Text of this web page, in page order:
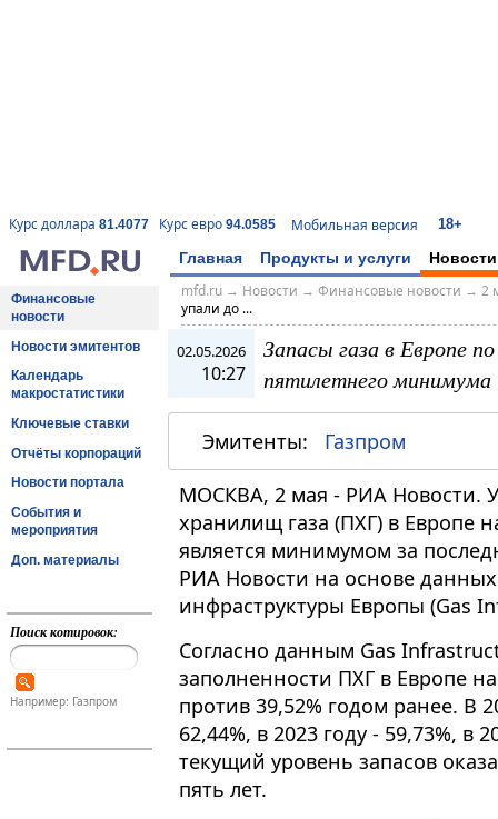
Курс доллара 81.4077 Курс евро 94.0585 Мобильная версия 18+
Главная Продукты и услуги Новости
Финансовые
новости
Новости эмитентов
Календарь
макростатистики
Ключевые ставки
Отчёты корпораций
Новости портала
События и
мероприятия
Доп. материалы
Поиск котировок:
Например: Газпром
mfd.ru→ Новости → Финансовые новости → 2
упали до ...
02.05.2026
10:27
Запасы газа в Европе
пятилетнего минимума
Эмитенты: Газпром
МОСКВА, 2 мая - РИА Новости.
хранилищ газа (ПХГ) в Европе
является минимумом за
РИА Новости на основе
инфраструктуры Европы (Gas
Согласно данным Gas
заполненности ПХГ в Европе
против 39,52% годом ранее​​​. В
62,44%, в 2023 году - 59,73%, в
текущий уровень запасов
пять лет.